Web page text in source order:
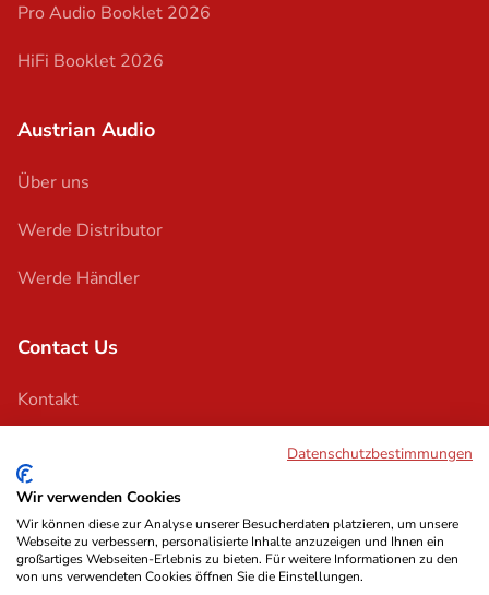
Pro Audio Booklet 2026
HiFi Booklet 2026
Austrian Audio
Über uns
Werde Distributor
Werde Händler
Contact Us
Kontakt
Impressum Terms & Conditions Privacy Policy
Datenschutzbestimmungen
Wir verwenden Cookies
Wir können diese zur Analyse unserer Besucherdaten platzieren, um unsere
Webseite zu verbessern, personalisierte Inhalte anzuzeigen und Ihnen ein
großartiges Webseiten-Erlebnis zu bieten. Für weitere Informationen zu den
von uns verwendeten Cookies öffnen Sie die Einstellungen.